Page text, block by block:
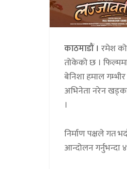
काठमाडौं । रमेश
तोकेको छ ।
बेनिशा हमाल
अभिनेता नरेन
।
निर्माण पक्षले गत
आन्दोलन गर्नुभन्दा